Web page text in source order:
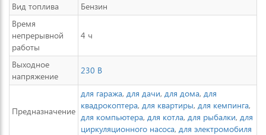
Вид топлива
Бензин
Время
непрерывной
работы
4 ч
Выходное
напряжение
230 В
Предназначение
для гаража, для дачи, для дома, для
квадрокоптера, для квартиры, для кемпинга,
для компьютера, для котла, для рыбалки, для
циркуляционного насоса, для электромобиля